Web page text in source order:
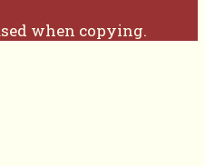
when copying.